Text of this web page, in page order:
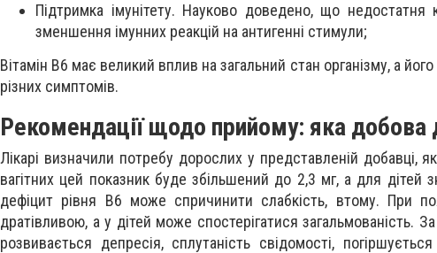
Підтримка імунітету. Науково доведено, що недостатня
зменшення імунних реакцій на антигенні стимули;
Вітамін В6 має великий вплив на загальний стан організму, а
різних симптомів.
Рекомендації щодо прийому: яка добова
Лікарі визначили потребу дорослих у представленій добавці,
вагітних цей показник буде збільшений до 2,3 мг, а для
дефіцит рівня В6 може спричинити слабкість, втому. При
дратівливою, а у дітей може спостерігатися загальмованість.
розвивається депресія, сплутаність свідомості,